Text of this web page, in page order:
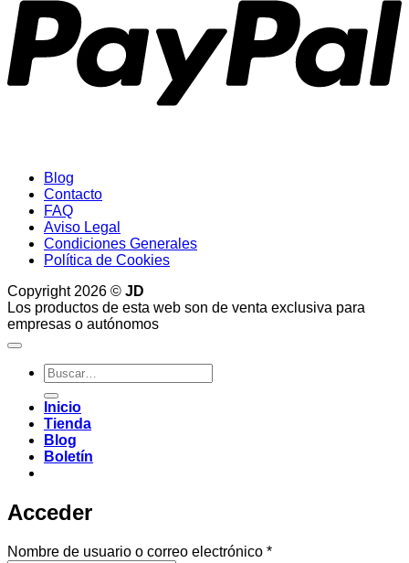
Blog
Contacto
FAQ
Aviso Legal
Condiciones Generales
Política de Cookies
Copyright 2026 © JD
Los productos de esta web son de venta exclusiva para
empresas o autónomos
Buscar
por:
Inicio
Tienda
Blog
Boletín
Acceder
Nombre de usuario o correo electrónico *Obligatorio